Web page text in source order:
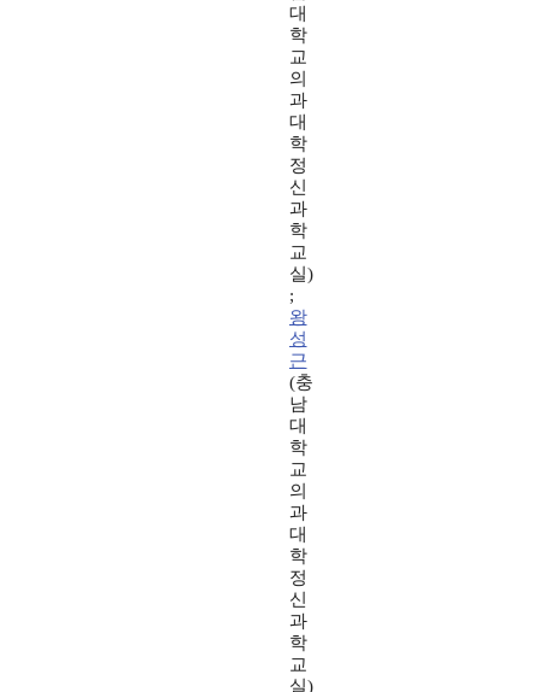
대
학
교
의
과
대
학
정
신
과
학
교
실)
;
왕
성
근
(충
남
대
학
교
의
과
대
학
정
신
과
학
교
실)